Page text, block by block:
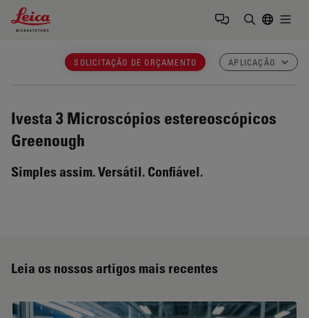
Leica Microsystems Logo
SOLICITAÇÃO DE ORÇAMENTO APLICAÇÃO
Ivesta 3 Microscópios estereoscópicos
Greenough
Simples assim. Versátil. Confiável.
Leia os nossos artigos mais recentes